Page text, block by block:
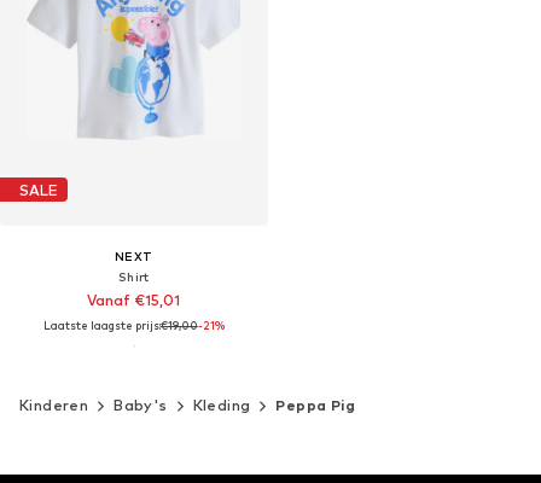
SALE
NEXT
Shirt
Vanaf €15,01
Laatste laagste prijs:€19,00-21%
Kinderen Baby's Kleding Peppa Pig